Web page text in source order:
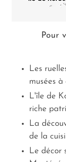
Pour
Les
musées
L'île de
riche
La
de la
Le décor